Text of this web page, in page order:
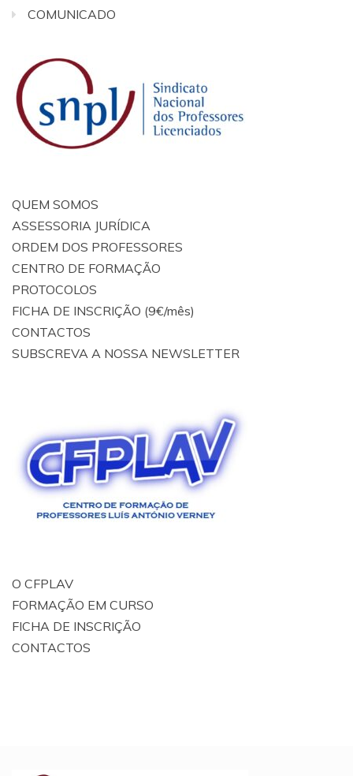
COMUNICADO
QUEM SOMOS
ASSESSORIA JURÍDICA
ORDEM DOS PROFESSORES
CENTRO DE FORMAÇÃO
PROTOCOLOS
FICHA DE INSCRIÇÃO (9€/mês)
CONTACTOS
SUBSCREVA A NOSSA NEWSLETTER
O CFPLAV
FORMAÇÃO EM CURSO
FICHA DE INSCRIÇÃO
CONTACTOS